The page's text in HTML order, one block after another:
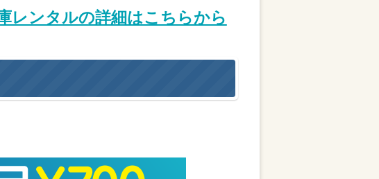
レンタルの詳細はこちらから